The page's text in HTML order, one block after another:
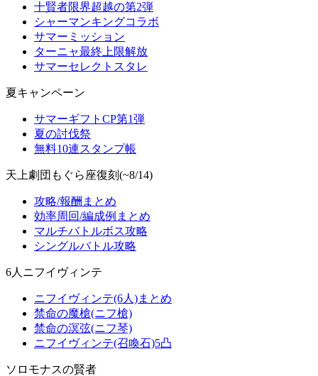
十賢者限界超越の第2弾
シャーマンキングコラボ
サマーミッション
ターニャ最終上限解放
サマーセレクトスタレ
夏キャンペーン
サマーギフトCP第1弾
夏の討伐祭
無料10連スタンプ帳
天上劇団もぐら座復刻(~8/14)
攻略/報酬まとめ
効率周回/編成例まとめ
マルチバトルボス攻略
シングルバトル攻略
6人ニフイヴィンテ
ニフイヴィンテ(6人)まとめ
禁命の魔槍(ニフ槍)
禁命の溟弦(ニフ琴)
ニフイヴィンテ(召喚石)5凸
ソロモナスの賢者